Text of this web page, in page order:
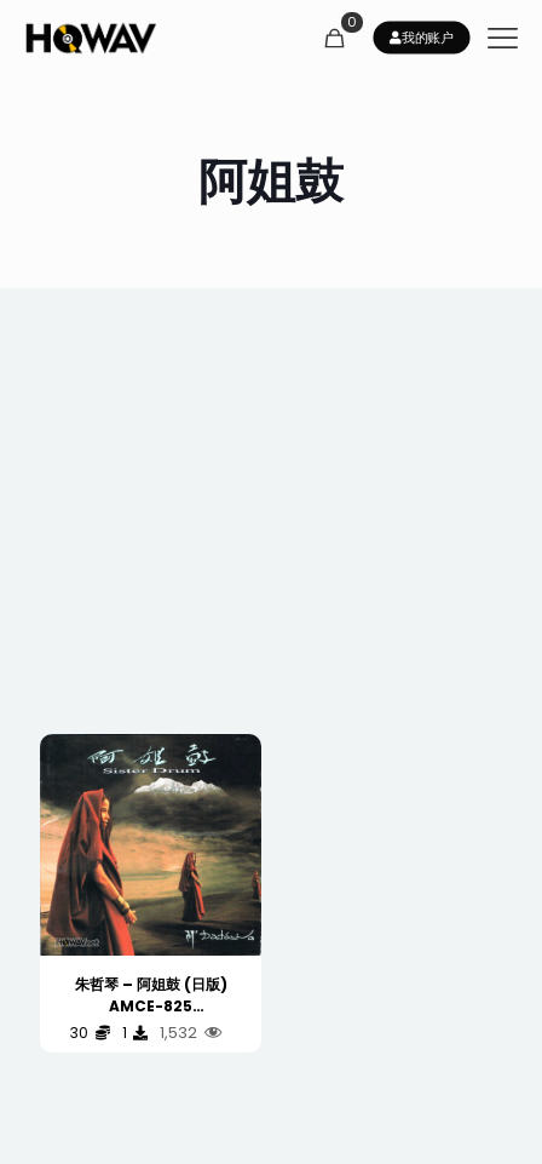
0
我的账户
阿姐鼓
朱哲琴 – 阿姐鼓 (日版)
AMCE-825
(WAV/16/44.1/448MB)
30 1 1,532